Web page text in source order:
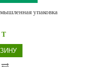
упаковка
T